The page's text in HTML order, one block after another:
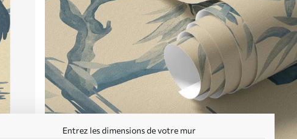
Entrez les dimensions de votre mur